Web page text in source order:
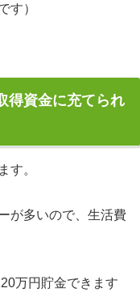
す）
得資金に充てられ
す。
が多いので、生活費
万円貯金できます